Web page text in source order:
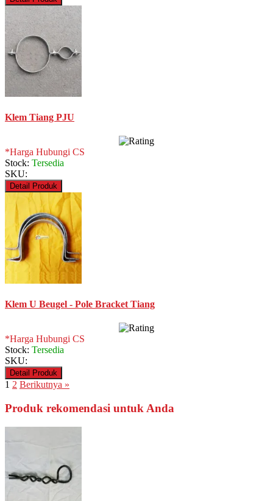
Klem Tiang PJU
*Harga Hubungi CS
Stock: Tersedia
SKU:
Detail Produk
Klem U Beugel - Pole Bracket Tiang
*Harga Hubungi CS
Stock: Tersedia
SKU:
Detail Produk
1 2 Berikutnya »
Produk rekomendasi untuk Anda